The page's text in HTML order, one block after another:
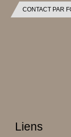
CONTACT PAR
Liens